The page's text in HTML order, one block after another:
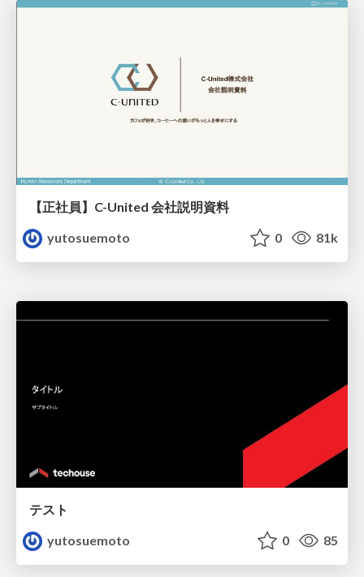
【正社員】C-United 会社説明資料
yutosuemoto
0 81k
テスト
yutosuemoto
0 85